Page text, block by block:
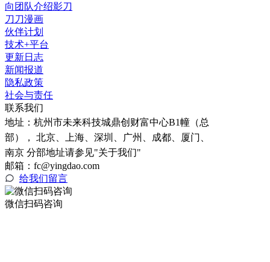
向团队介绍影刀
刀刀漫画
伙伴计划
技术+平台
更新日志
新闻报道
隐私政策
社会与责任
联系我们
地址： 杭州市未来科技城鼎创财富中心B1幢（总
部）， 北京、上海、深圳、广州、成都、厦门、
南京 分部地址请参见"关于我们"
邮箱：fc@yingdao.com
给我们留言
微信扫码咨询